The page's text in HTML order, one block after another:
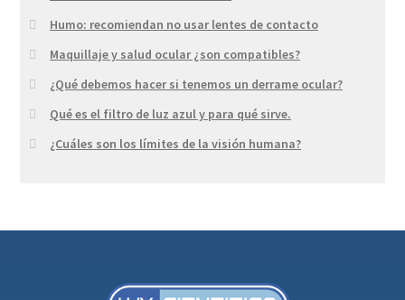
Humo: recomiendan no usar lentes de contacto
Maquillaje y salud ocular ¿son compatibles?
¿Qué debemos hacer si tenemos un derrame ocular?
Qué es el filtro de luz azul y para qué sirve.
¿Cuáles son los límites de la visión humana?